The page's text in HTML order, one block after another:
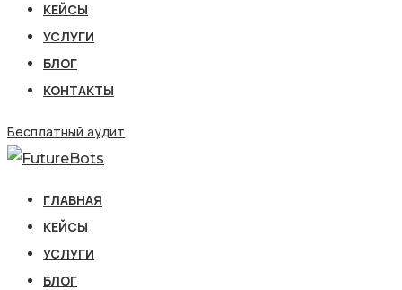
КЕЙСЫ
УСЛУГИ
БЛОГ
КОНТАКТЫ
Бесплатный аудит
ГЛАВНАЯ
КЕЙСЫ
УСЛУГИ
БЛОГ